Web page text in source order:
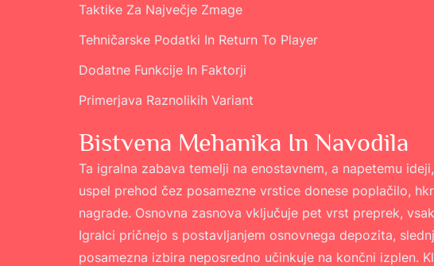
Taktike Za Največje Zmage
Tehničarske Podatki In Return To Player
Dodatne Funkcije In Faktorji
Primerjava Raznolikih Variant
Bistvena Mehanika In Navodila
Ta igralna zabava temelji na enostavnem, a napetemu
uspel prehod čez posamezne vrstice donese poplačilo,
nagrade. Osnovna zasnova vključuje pet vrst preprek,
Igralci pričnejo s postavljanjem osnovnega depozita,
posamezna izbira neposredno učinkuje na končni izplen.